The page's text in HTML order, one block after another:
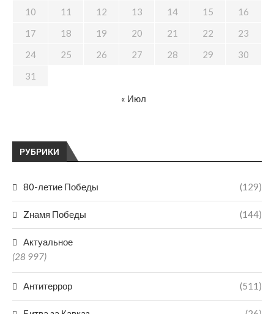
РУБРИКИ
80-летие Победы (129)
Zнамя Победы (144)
Актуальное
(28 997)
Антитеррор (511)
10
11 12 13 14 15
16
17
18 19 20 21 22
23
24
25 26 27 28 29
30
31
« Июл